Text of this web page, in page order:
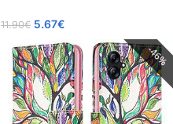
κούμπωμα Flip Wallet από
συνθετικό δέρμα και TPU
11.90€ 5.67€
46%